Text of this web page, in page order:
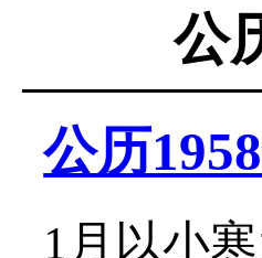
公
公历
1月以小